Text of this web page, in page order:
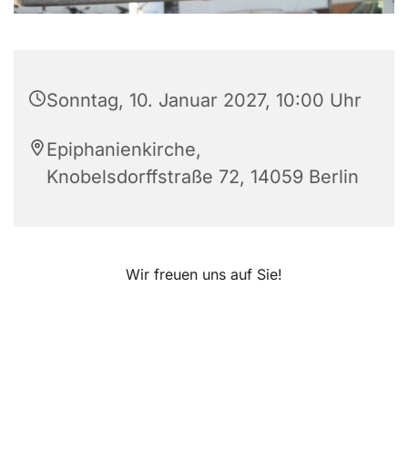
Sonntag, 10. Januar 2027, 10:00 Uhr
Epiphanienkirche,
Knobelsdorffstraße 72, 14059 Berlin
Wir freuen uns auf Sie!